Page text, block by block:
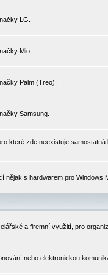
LG.
Mio.
Palm (Treo).
Samsung.
které zde neexistuje
nějak s hardwarem pro Windows
a firemní využití, pro
nebo elektronickou